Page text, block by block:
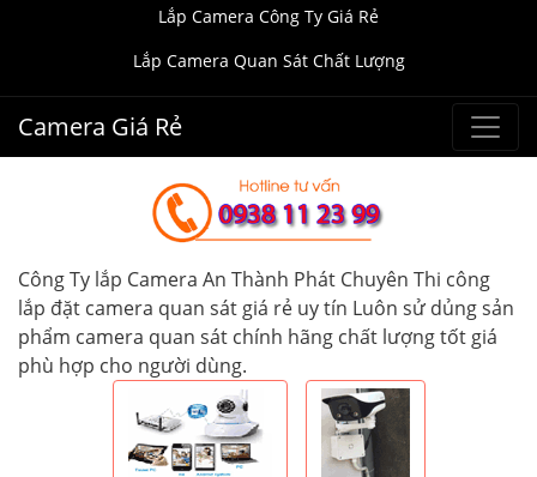
Lắp Camera Công Ty Giá Rẻ
Lắp Camera Quan Sát Chất Lượng
Camera Giá Rẻ
Công Ty lắp Camera An Thành Phát Chuyên Thi công
lắp đặt camera quan sát giá rẻ uy tín Luôn sử dủng sản
phẩm camera quan sát chính hãng chất lượng tốt giá
phù hợp cho người dùng.